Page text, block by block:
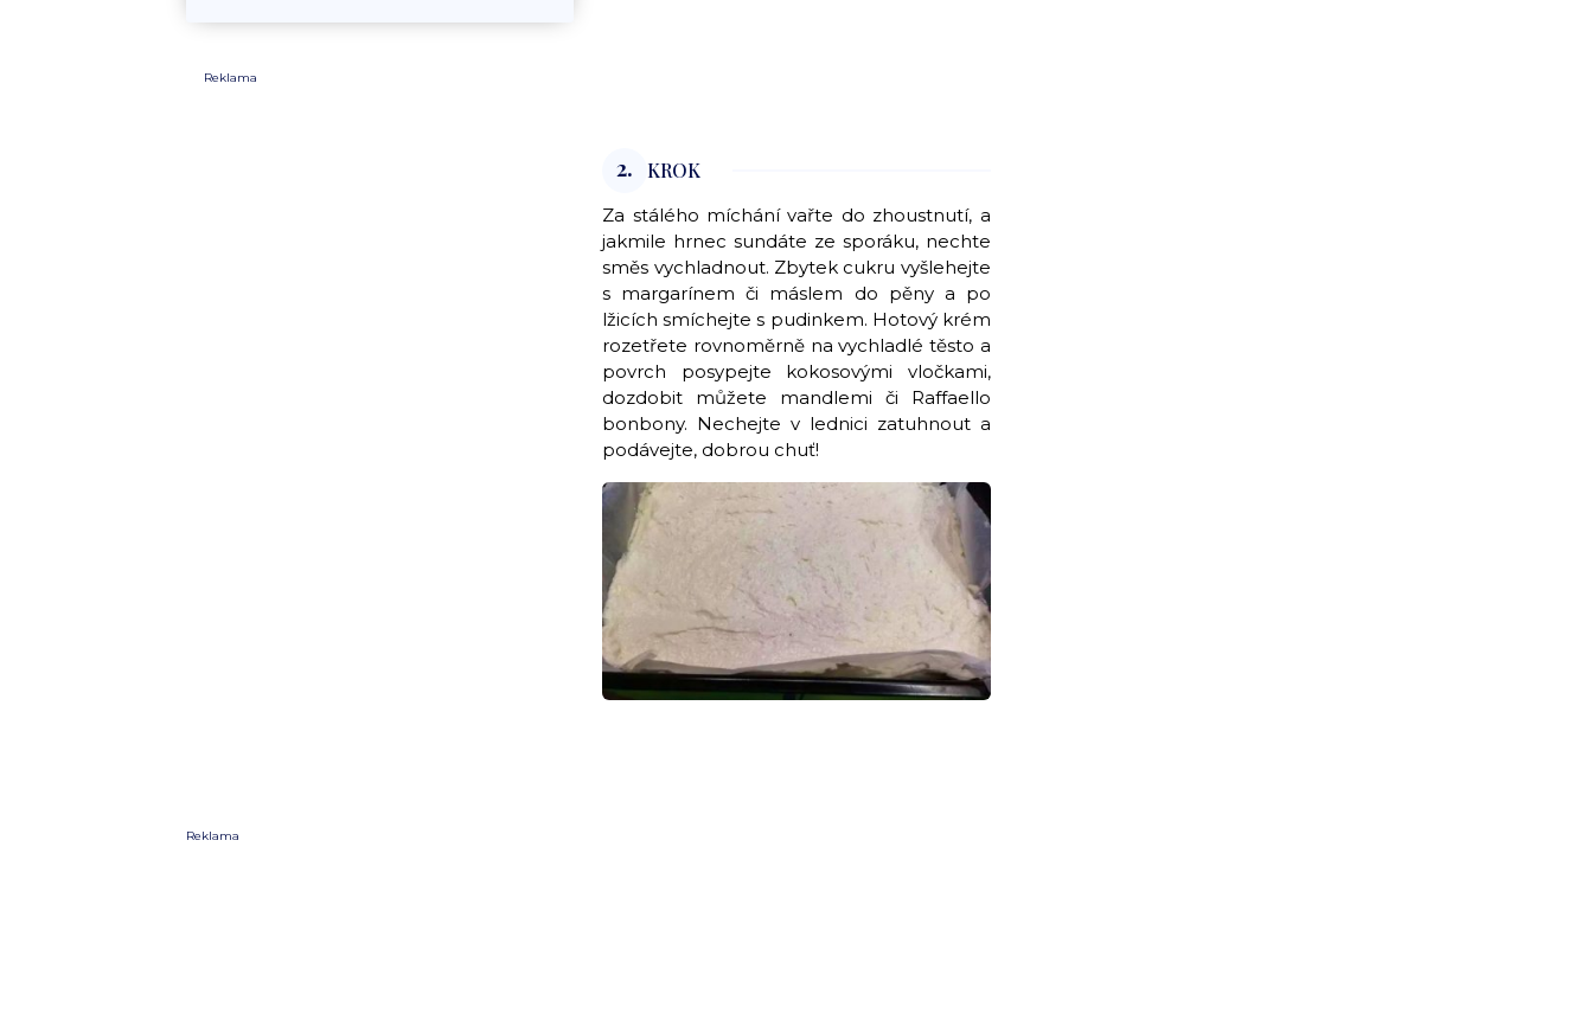
Reklama
2. KROK
Za stálého míchání vařte do zhoustnutí, a
jakmile hrnec sundáte ze sporáku, nechte
směs vychladnout. Zbytek cukru vyšlehejte
s margarínem či máslem do pěny a po
lžicích smíchejte s pudinkem. Hotový krém
rozetřete rovnoměrně na vychladlé těsto a
povrch posypejte kokosovými vločkami,
dozdobit můžete mandlemi či Raffaello
bonbony. Nechejte v lednici zatuhnout a
podávejte, dobrou chuť!
Reklama